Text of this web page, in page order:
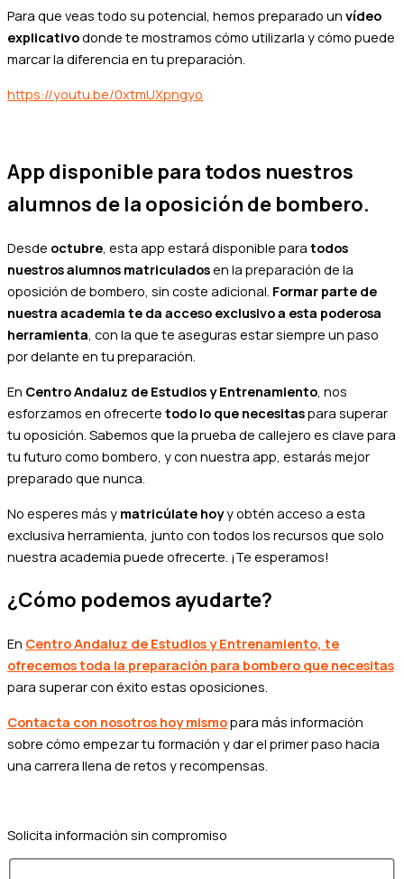
Para que veas todo su potencial, hemos preparado un vídeo
explicativodonde te mostramos cómo utilizarla y cómo puede
marcar la diferencia en tu preparación.
https://youtu.be/0xtmUXpngyo
App disponible para todos nuestros
alumnos de la oposición de bombero.
Desde octubre, esta app estará disponible para todos
nuestros alumnos matriculadosen la preparación de la
oposición de bombero, sin coste adicional. Formar parte de
nuestra academia te da acceso exclusivo a esta poderosa
herramienta, con la que te aseguras estar siempre un paso
por delante en tu preparación.
En Centro Andaluz de Estudios y Entrenamiento, nos
esforzamos en ofrecerte todo lo que necesitaspara superar
tu oposición. Sabemos que la prueba de callejero es clave para
tu futuro como bombero, y con nuestra app, estarás mejor
preparado que nunca.
No esperes más y matricúlate hoyy obtén acceso a esta
exclusiva herramienta, junto con todos los recursos que solo
nuestra academia puede ofrecerte. ¡Te esperamos!
¿Cómo podemos ayudarte?
En Centro Andaluz de Estudios y Entrenamiento, te
ofrecemos toda la preparación para bombero que necesitas
para superar con éxito estas oposiciones.
Contacta con nosotros hoy mismopara más información
sobre cómo empezar tu formación y dar el primer paso hacia
una carrera llena de retos y recompensas.
Solicita información sin compromiso